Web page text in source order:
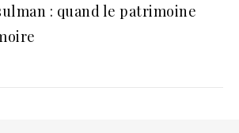
: quand le patrimoine